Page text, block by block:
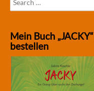
for:
Mein Buch
bestellen